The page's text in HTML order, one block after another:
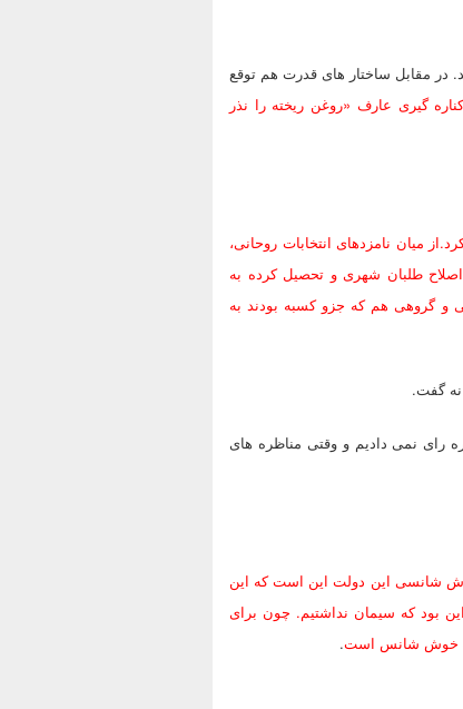
در مقابل ساختار های قدرت هم توقع
گیری عارف «روغن ریخته را نذر
میان نامزدهای انتخابات روحانی،
طلبان شهری و تحصیل کرده به
و گروهی هم که جزو کسبه بودند به
رای نمی دادیم و وقتی مناظره های
شانسی این دولت این است که این
که ما داشتیم این بود که سیمان نداشتیم. چون برای
جهت خوش شانس است.